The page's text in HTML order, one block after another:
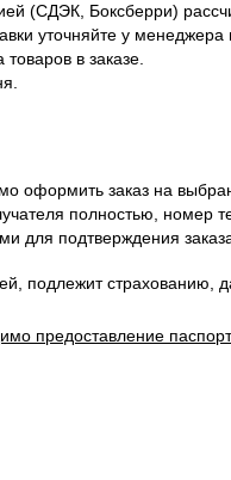
(СДЭК, Боксберри)
уточняйте у
в заказе.
оформить заказ на
полностью, номер
для подтверждения
подлежит страхованию,
предоставление